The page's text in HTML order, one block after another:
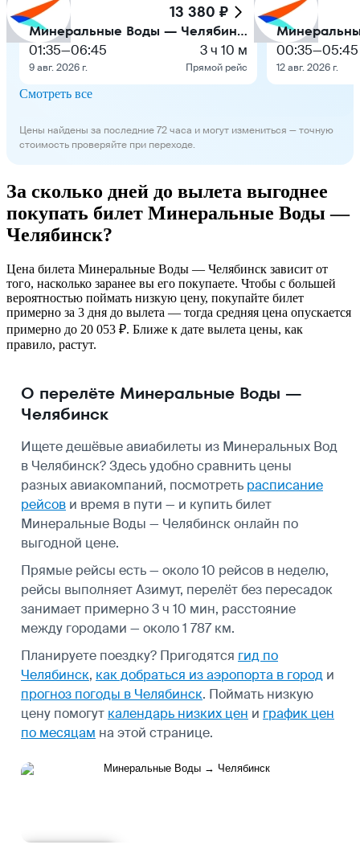
13 380 ₽
Минеральные Воды — Челябинск
01:35—06:45
9 авг. 2026 г.
3 ч 10 м
Прямой рейс
00:35—05:45
12 авг. 2026 г.
Смотреть все
Цены найдены за последние 72 часа и могут измениться — точную
стоимость проверяйте при переходе.
За сколько дней до вылета выгоднее
покупать билет Минеральные Воды —
Челябинск?
Цена билета Минеральные Воды — Челябинск зависит от
того, насколько заранее вы его покупаете. Чтобы с большей
вероятностью поймать низкую цену, покупайте билет
примерно за 3 дня до вылета — тогда средняя цена опускается
примерно до 20 053 ₽. Ближе к дате вылета цены, как
правило, растут.
О перелёте Минеральные Воды —
Челябинск
Ищете дешёвые авиабилеты из Минеральных Вод
в Челябинск? Здесь удобно сравнить цены
разных авиакомпаний, посмотреть расписание
рейсов и время в пути — и купить билет
Минеральные Воды — Челябинск онлайн по
выгодной цене.
Прямые рейсы есть — около 10 рейсов в неделю,
рейсы выполняет Азимут, перелёт без пересадок
занимает примерно 3 ч 10 мин, расстояние
между городами — около 1 787 км.
Планируете поездку? Пригодятся гид по
Челябинск, как добраться из аэропорта в город и
прогноз погоды в Челябинск. Поймать низкую
цену помогут календарь низких цен и график цен
по месяцам на этой странице.